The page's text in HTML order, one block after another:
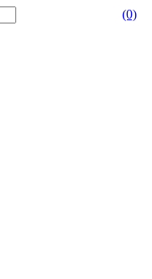
(0)